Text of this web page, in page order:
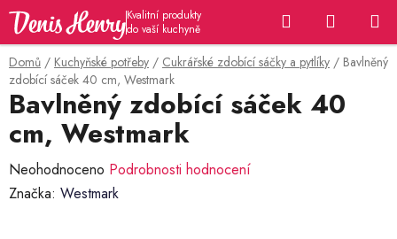
Přejít
obsah
Hledat
KOŠÍK
Domů / Kuchyňské potřeby / Cukrářské zdobící sáčky a pytlíky / Bavlněný
zdobící sáček 40 cm, Westmark
Bavlněný zdobící sáček 40
cm, Westmark
Průměrné
hodnocení
Neohodnoceno Podrobnosti hodnocení
Značka: Westmark